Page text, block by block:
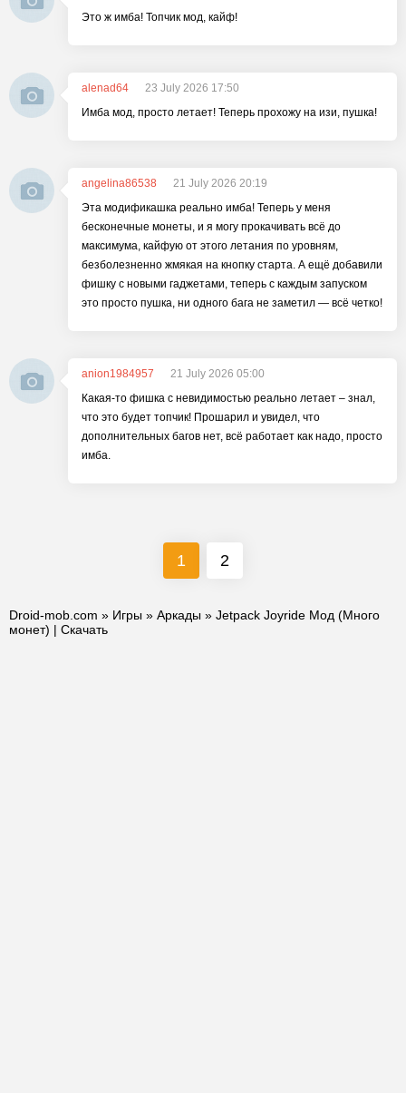
Это ж имба! Топчик мод, кайф!
alenad64
23 July 2026 17:50
Имба мод, просто летает! Теперь прохожу на изи, пушка!
angelina86538
21 July 2026 20:19
Эта модификашка реально имба! Теперь у меня
бесконечные монеты, и я могу прокачивать всё до
максимума, кайфую от этого летания по уровням,
безболезненно жмякая на кнопку старта. А ещё добавили
фишку с новыми гаджетами, теперь с каждым запуском
это просто пушка, ни одного бага не заметил — всё четко!
anion1984957
21 July 2026 05:00
Какая-то фишка с невидимостью реально летает – знал,
что это будет топчик! Прошарил и увидел, что
дополнительных багов нет, всё работает как надо, просто
имба.
1 2
Droid-mob.com » Игры » Аркады » Jetpack Joyride Мод (Много
монет) | Скачать